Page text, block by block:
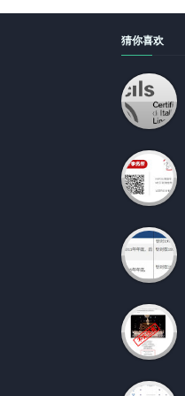
猜你喜欢